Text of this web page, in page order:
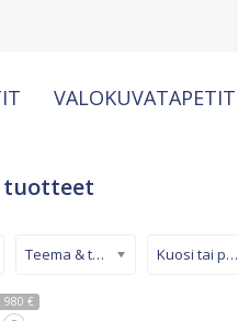
VALOKUVATAPETIT
tuotteet
980 €
Teema & tyyli Kuosi tai pinta